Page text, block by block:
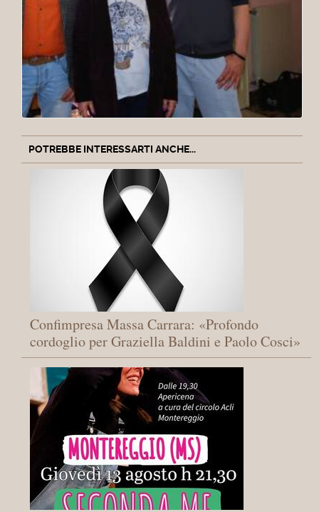
POTREBBE INTERESSARTI ANCHE...
Confimpresa Massa Carrara: «Profondo
cordoglio per Graziella Baldini e Paolo Cosci»